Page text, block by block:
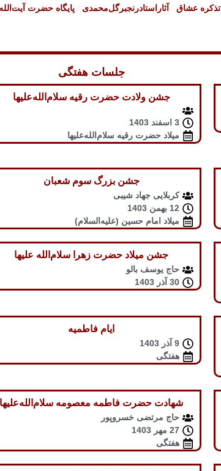
تذکره عشاق آثاراستادرنجبرگل‌محمدی پایگاه حضرت
جلسات هفتگی
جشن ولادت حضرت رقیه سلام‌الله‌علیها
3 اسفند 1403
میلاد حضرت رقیه سلام‌الله‌علیها
جشن بزرگ سوم شعبان
کربلایی جهاد شیبی
12 بهمن 1403
میلاد امام حسین (علیه‌السلام)
جشن میلاد حضرت زهرا سلام‌الله علیها
حاج یوسف بالو
30 آذر 1403
ایام فاطمیه
9 آذر 1403
هفتگی
شهادت حضرت فاطمه معصومه سلام‌الله‌علیها
حاج مرتضی خسروپور
27 مهر 1403
هفتگی